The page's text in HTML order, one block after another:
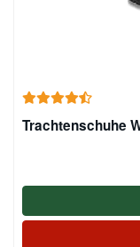
Trachtenschuhe